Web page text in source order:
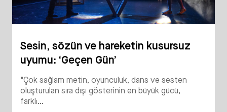
Sesin, sözün ve hareketin kusursuz
uyumu: ‘Geçen Gün’
"Çok sağlam metin, oyunculuk, dans ve sesten
oluşturulan sıra dışı gösterinin en büyük gücü,
farklı...